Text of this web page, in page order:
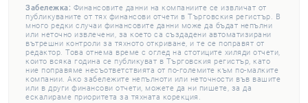
Забележка: Финансовите данни на компаниите се извличат от
публикуваните от тях финансови отчети в Търговския регистър. В
много редки случаи финансовите данни може да бъдат непълни
или неточно извлечени, за което са създадени автоматизирани
вътрешни контроли за тяхното откриване, и те се поправят от
редактор. Това отнема време с оглед на стотиците хиляди отчети,
които всяка година се публикуват в Търговския регистър, като
ние поправяме несъответствията от по-големите към по-малките
компании. Ако забележите непълноти или неточности във вашите
или в други финансови отчети, можете да ни пишете, за да
ескалираме приоритета за тяхната корекция.